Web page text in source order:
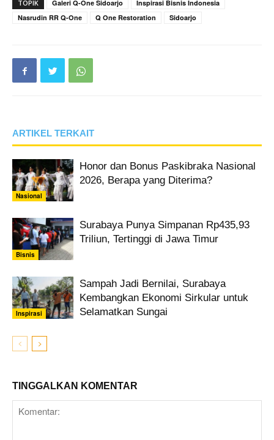
TOPIK Galeri Q-One Sidoarjo
Inspirasi Bisnis Indonesia
Nasrudin RR Q-One
Q One Restoration Sidoarjo
ARTIKEL TERKAIT
Nasional
Honor dan Bonus Paskibraka Nasional
2026, Berapa yang Diterima?
Bisnis
Surabaya Punya Simpanan Rp435,93
Triliun, Tertinggi di Jawa Timur
Inspirasi
Sampah Jadi Bernilai, Surabaya
Kembangkan Ekonomi Sirkular untuk
Selamatkan Sungai
TINGGALKAN KOMENTAR